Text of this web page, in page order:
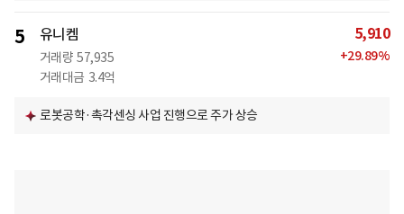
5 유니켐
거래량 57,935
거래대금 3.4억
5,910
+29.89%
로봇공학·촉각센싱 사업 진행으로 주가 상승